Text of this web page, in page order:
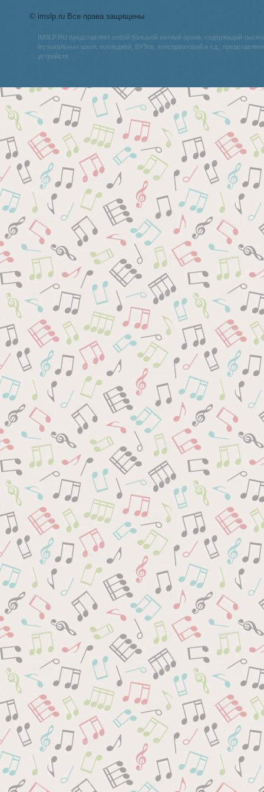
© imslp.ru Все права защищены
IMSLP.RU представляет собой большой нотный архив, содержащий
музыкальных школ, колледжей, ВУЗов, консерваторий и т.д.,
устройств.